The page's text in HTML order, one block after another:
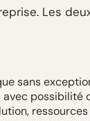
Les
sans
avec possibilité